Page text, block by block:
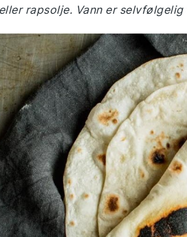
rapsolje. Vann er